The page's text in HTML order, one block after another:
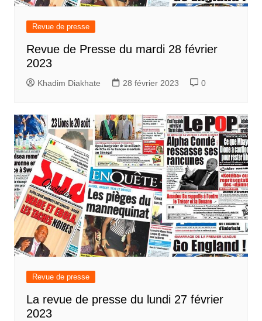
Revue de presse
Revue de Presse du mardi 28 février
2023
Khadim Diakhate 28 février 2023 0
Revue de presse
La revue de presse du lundi 27 février
2023